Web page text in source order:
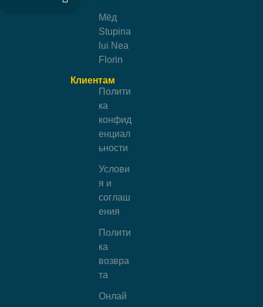
Мёд
Stupina
lui Nea
Florin
Клиентам
Полити
ка
конфид
енциал
ьности
Услови
я и
соглаш
ения
Полити
ка
возвра
та
Онлай